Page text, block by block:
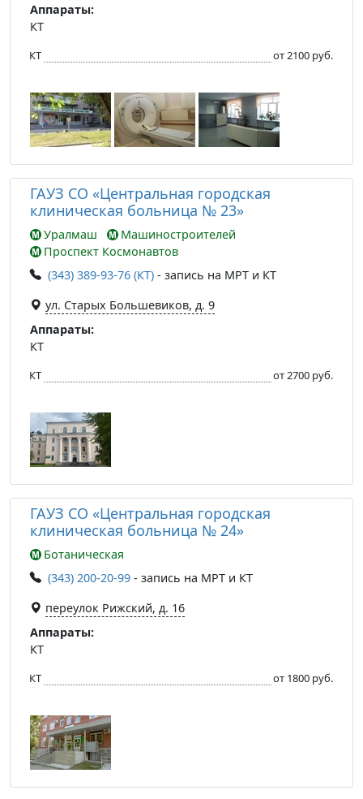
Аппараты:
КТ
КТ от 2100 руб.
ГАУЗ СО «Центральная городская
клиническая больница № 23»
Уралмаш
Машиностроителей
Проспект Космонавтов
(343) 389-93-76 (КТ) - запись на МРТ и КТ
ул. Старых Большевиков, д. 9
Аппараты:
КТ
КТ от 2700 руб.
ГАУЗ СО «Центральная городская
клиническая больница № 24»
Ботаническая
(343) 200-20-99 - запись на МРТ и КТ
переулок Рижский, д. 16
Аппараты:
КТ
КТ от 1800 руб.